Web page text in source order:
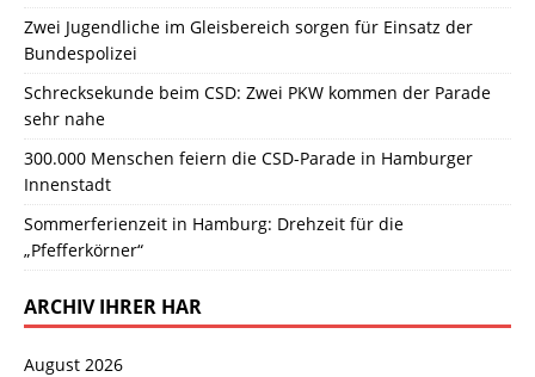
Zwei Jugendliche im Gleisbereich sorgen für Einsatz der
Bundespolizei
Schrecksekunde beim CSD: Zwei PKW kommen der Parade
sehr nahe
300.000 Menschen feiern die CSD-Parade in Hamburger
Innenstadt
Sommerferienzeit in Hamburg: Drehzeit für die
„Pfefferkörner“
ARCHIV IHRER HAR
August 2026